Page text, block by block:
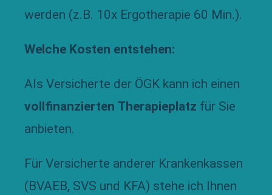
werden (z.B. 10x Ergotherapie 60 Min.).
Welche Kosten entstehen:
Als Versicherte der ÖGK kann ich einen
vollfinanzierten Therapieplatz für Sie
anbieten.
Für Versicherte anderer Krankenkassen
(BVAEB, SVS und KFA) stehe ich Ihnen